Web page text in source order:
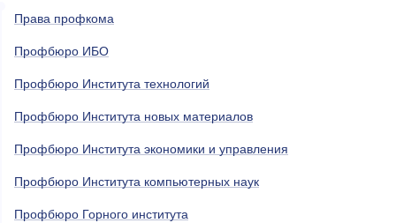
Права профкома
Профбюро ИБО
Профбюро Института технологий
Профбюро Института новых материалов
Профбюро Института экономики и управления
Профбюро Института компьютерных наук
Профбюро Горного института